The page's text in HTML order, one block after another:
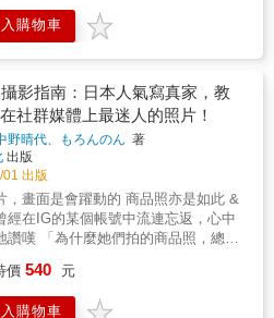
的靈感，以便在器材、潮流可說是日
今日，可以常保自己對於影像創作的
許有人會認為商品攝影是
乏味且與自己無關的學問。但其實在
都可以拍出比擬專業相機照片的現代
顆鏡頭協作、HDR即時合成明暗曝
淺景深、人像臉部亮度優化等先進技
），每個人或多或少都已經在拍攝美
小物、咖啡飲品、蛋糕甜點、霜淇淋
日常」當中，接觸與從事著「商攝」
深度了解讓人
一亮的商攝美照，背後的場景配置、
、創意巧思，並且在各式的步驟分解
得知職業攝影師不願意輕易公開的商
手法與
自己的創意加以變化，照片自會說明
專文作序推薦】 沈倩如｜
師 林志潭｜Arko Studio&攝
干智安｜平面攝影師
科大學設計系兼任助理教授 警長｜
依筆畫順序排列） 拍出令人驚艷
照，成為一位食物攝影大師！ 《完
影指南》是多產攝影師瓊妮・賽門的
之作，一本在手，讓美食攝影變得超
論你是具有潛力美食的部落客，想要
攝影圈一展長才，或是喜歡拍攝美食
。跟著本書精心安排的52堂課練習拍
書就讓你擁有專業食物攝影師，應知
照，不再困難！ 【這本書可以幫
購物車
影指南：日本人氣寫真家，教
社群媒體上最迷人的照片！
野晴代、もろんのん 著
出版
出版
是會躍動的 商品照亦是如此 &
經在IG的某個帳號中流連忘返，心中
的商品照，總是
品為目的的商品照，會讓人覺得目的
容易被忽略，直接滑過。因此為了讓
價 540 元
購物車